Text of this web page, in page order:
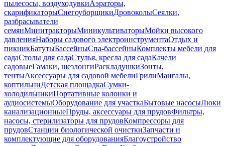
пылесосы, воздуходувкиАэраторы,
скарификаторыСнегоуборщикиДровоколыСеялки,
разбрасыватели
семянМинитракторыМиникультиваторыМойки высокого
давленияНаборы садового электроинструментаОтдых и
пикникБатутыБассейныСпа-бассейныКомплекты мебели для
садаСтолы для садаСтулья, кресла для садаКачели
садовыеГамаки, шезлонгиРаскладушкиЗонты,
тентыАксессуары для садовой мебелиГрилиМангалы,
коптильниДетская площадкаСумки-
холодильникиПортативные колонки и
аудиосистемыОборудование для участкаБытовые насосыЛюки
канализационныеПруды, аксессуары для прудовФильтры,
насосы, стерилизаторы для прудовКомпрессоры для
прудовСтанции биологической очисткиЗапчасти и
комплектующие для оборудованияБлагоустройство